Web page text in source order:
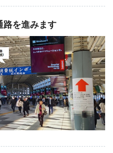
路を進みます